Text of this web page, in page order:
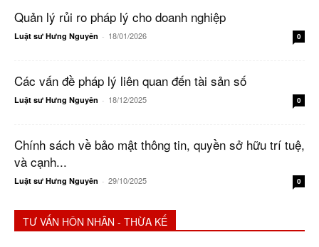
Quản lý rủi ro pháp lý cho doanh nghiệp
Luật sư Hưng Nguyên - 18/01/2026 0
Các vấn đề pháp lý liên quan đến tài sản số
Luật sư Hưng Nguyên - 18/12/2025 0
Chính sách về bảo mật thông tin, quyền sở hữu trí tuệ,
và cạnh...
Luật sư Hưng Nguyên - 29/10/2025 0
TƯ VẤN HÔN NHÂN - THỪA KẾ